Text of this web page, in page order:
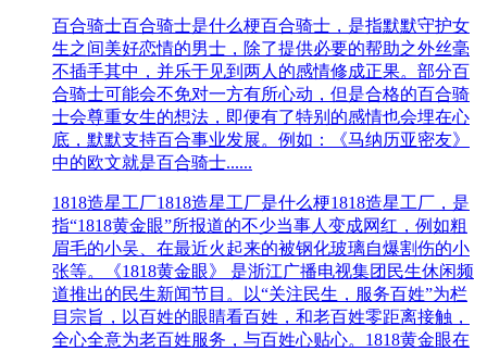
百合骑士百合骑士是什么梗百合骑士，是指默默守护女
生之间美好恋情的男士，除了提供必要的帮助之外丝毫
不插手其中，并乐于见到两人的感情修成正果。部分百
合骑士可能会不免对一方有所心动，但是合格的百合骑
士会尊重女生的想法，即便有了特别的感情也会埋在心
底，默默支持百合事业发展。例如：《马纳历亚密友》
中的欧文就是百合骑士......
1818造星工厂1818造星工厂是什么梗1818造星工厂，是
指“1818黄金眼”所报道的不少当事人变成网红，例如粗
眉毛的小吴、在最近火起来的被钢化玻璃自爆割伤的小
张等。《1818黄金眼》 是浙江广播电视集团民生休闲频
道推出的民生新闻节目。以“关注民生，服务百姓”为栏
目宗旨，以百姓的眼睛看百姓，和老百姓零距离接触，
全心全意为老百姓服务，与百姓心贴心。1818黄金眼在